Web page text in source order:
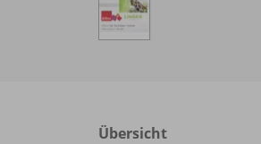
Übersicht